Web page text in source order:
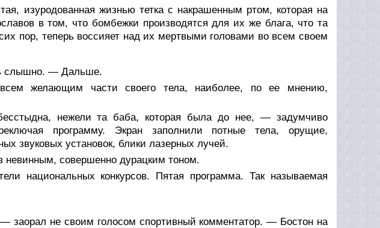
изуродованная жизнью тетка с накрашенным ртом, которая на
в том, что бомбежки производятся для их же блага, что та
пор, теперь воссияет над их мертвыми головами во всем своем
слышно. — Дальше.
всем желающим части своего тела, наиболее, по ее мнению,
нежели та баба, которая была до нее, — задумчиво
программу. Экран заполнили потные тела, орущие,
звуковых установок, блики лазерных лучей.
совершенно дурацким тоном.
национальных конкурсов. Пятая программа. Так называемая
заорал не своим голосом спортивный комментатор. — Бостон на